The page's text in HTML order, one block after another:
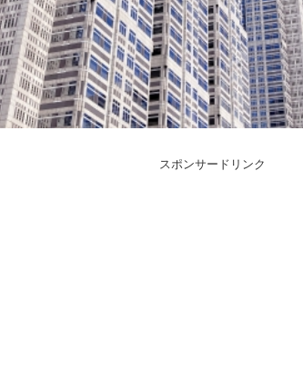
スポンサードリンク